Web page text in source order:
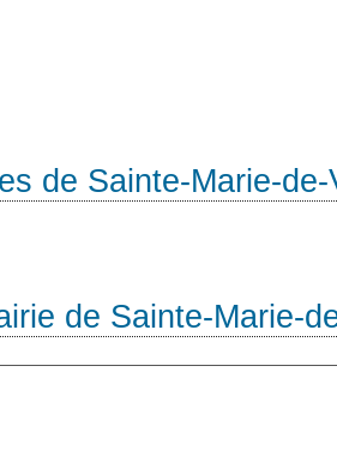
de Sainte-Marie-de-
de Sainte-Marie-